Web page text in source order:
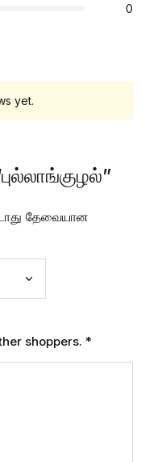
0
yet.
தேவையான
shoppers. *